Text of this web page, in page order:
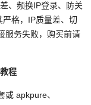
、频换IP登录、防关
格，IP质量差、切
服务失败，购买前请
程
apkpure、